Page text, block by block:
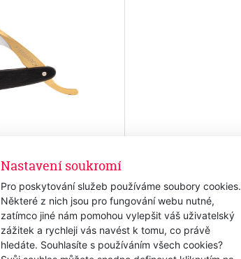
Nastavení soukromí
Pro poskytování služeb používáme soubory cookies.
Některé z nich jsou pro fungování webu nutné,
zatímco jiné nám pomohou vylepšit váš uživatelský
zážitek a rychleji vás navést k tomu, co právě
hledáte. Souhlasíte s používáním všech cookies?